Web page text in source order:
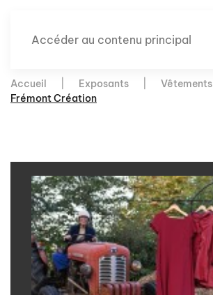
Accéder au contenu principal
Accueil Exposants Vêtements
Frémont Création